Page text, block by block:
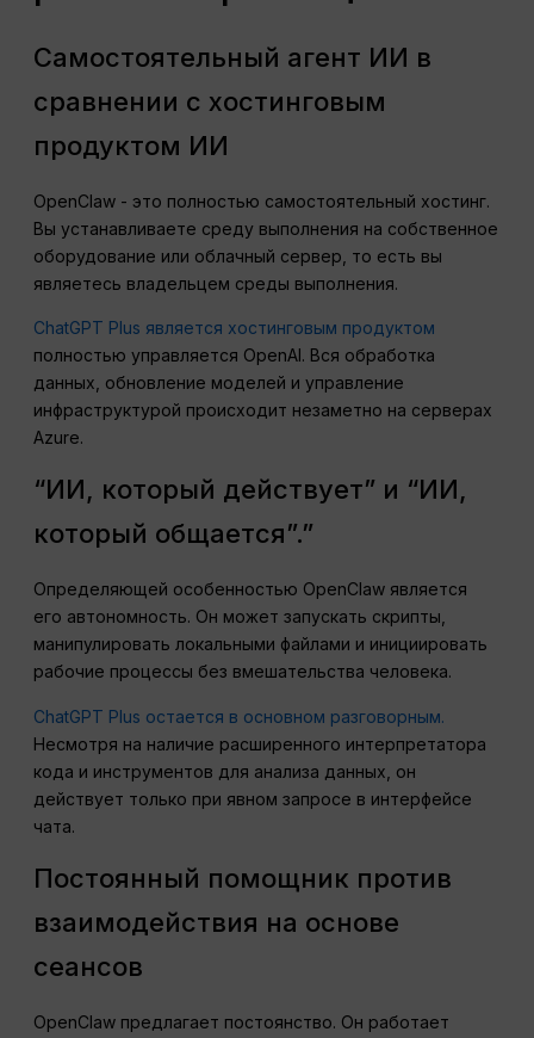
Самостоятельный агент ИИ в
сравнении с хостинговым
продуктом ИИ
OpenClaw - это полностью самостоятельный хостинг.
Вы устанавливаете среду выполнения на собственное
оборудование или облачный сервер, то есть вы
являетесь владельцем среды выполнения.
ChatGPT Plus является хостинговым продуктом
полностью управляется OpenAI. Вся обработка
данных, обновление моделей и управление
инфраструктурой происходит незаметно на серверах
Azure.
“ИИ, который действует” и “ИИ,
который общается”.”
Определяющей особенностью OpenClaw является
его автономность. Он может запускать скрипты,
манипулировать локальными файлами и инициировать
рабочие процессы без вмешательства человека.
ChatGPT Plus остается в основном разговорным.
Несмотря на наличие расширенного интерпретатора
кода и инструментов для анализа данных, он
действует только при явном запросе в интерфейсе
чата.
Постоянный помощник против
взаимодействия на основе
сеансов
OpenClaw предлагает постоянство. Он работает